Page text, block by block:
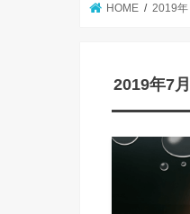
HOME 2019年
2019年7月